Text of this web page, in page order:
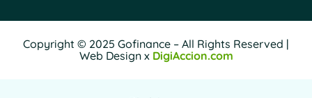
Copyright © 2025 Gofinance – All Rights Reserved |
Web Design x DigiAccion.com